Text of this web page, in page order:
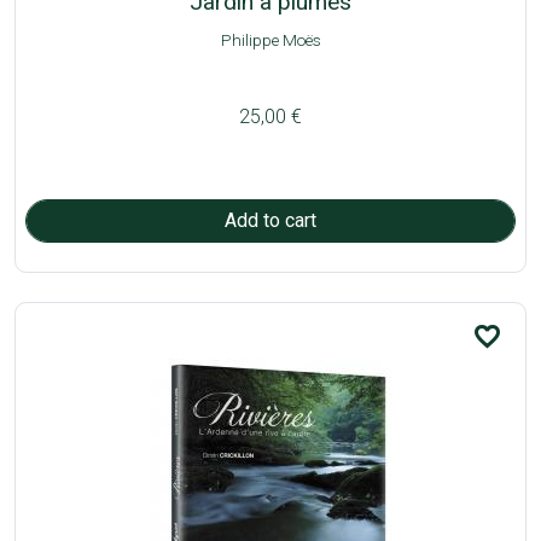
Philippe Moës
25,00 €
favorite_border